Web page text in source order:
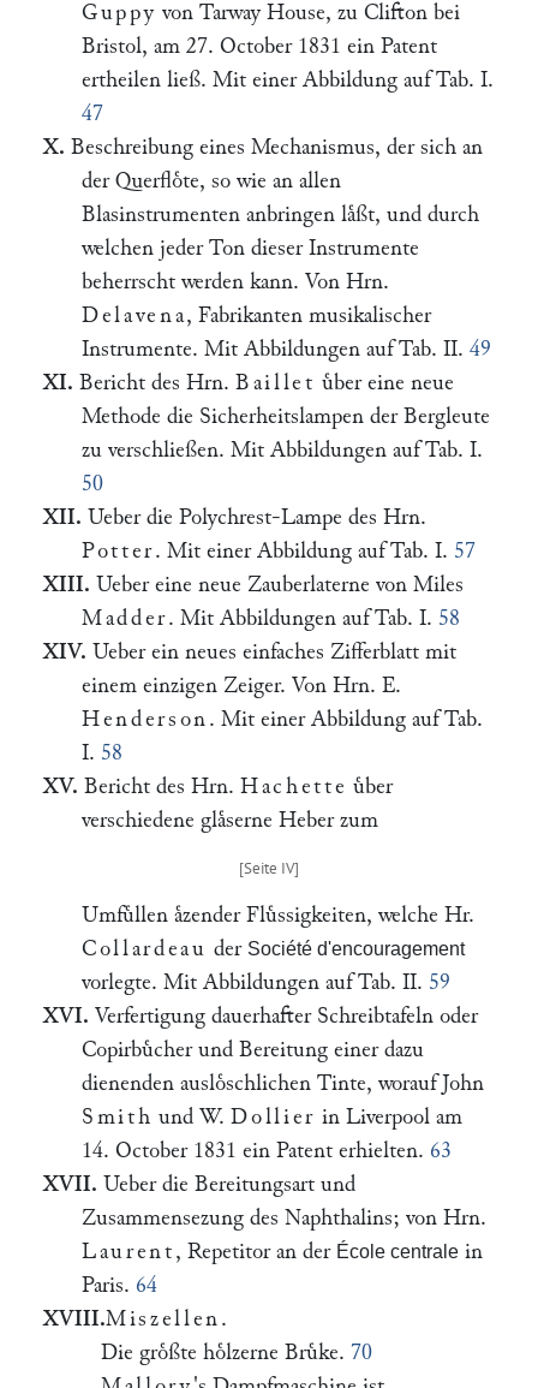
Guppy von Tarway House, zu Clifton bei
Bristol, am 27. October 1831 ein Patent
ertheilen ließ. Mit einer Abbildung auf Tab. I.
47
X. Beschreibung eines Mechanismus, der sich an
der Querfloͤte, so wie an allen
Blasinstrumenten anbringen laͤßt, und durch
welchen jeder Ton dieser Instrumente
beherrscht werden kann. Von Hrn.
Delavena, Fabrikanten musikalischer
Instrumente. Mit Abbildungen auf Tab. II. 49
XI. Bericht des Hrn. Baillet uͤber eine neue
Methode die Sicherheitslampen der Bergleute
zu verschließen. Mit Abbildungen auf Tab. I.
50
XII. Ueber die Polychrest-Lampe des Hrn.
Potter. Mit einer Abbildung auf Tab. I. 57
XIII. Ueber eine neue Zauberlaterne von Miles
Madder. Mit Abbildungen auf Tab. I. 58
XIV. Ueber ein neues einfaches Zifferblatt mit
einem einzigen Zeiger. Von Hrn. E.
Henderson . Mit einer Abbildung auf Tab.
I. 58
XV. Bericht des Hrn. Hachette uͤber
verschiedene glaͤserne Heber zum
Umfuͤllen aͤzender Fluͤssigkeiten, welche Hr.
Collardeau der Société d'encouragement
vorlegte. Mit Abbildungen auf Tab. II. 59
XVI. Verfertigung dauerhafter Schreibtafeln oder
Copirbuͤcher und Bereitung einer dazu
dienenden ausloͤschlichen Tinte, worauf John
Smith und W.Dollier in Liverpool am
14. October 1831 ein Patent erhielten. 63
XVII. Ueber die Bereitungsart und
Zusammensezung des Naphthalins; von Hrn.
Laurent , Repetitor an der École centralein
Paris. 64
XVIII.Miszellen .
Die groͤßte hoͤlzerne Bruͤke. 70